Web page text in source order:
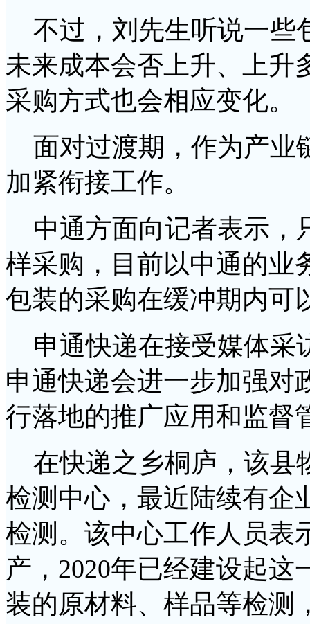
不过，刘先生听说一些
未来成本会否上升、上升
采购方式也会相应变化。
面对过渡期，作为产业
加紧衔接工作。
中通方面向记者表示，
样采购，目前以中通的业
包装的采购在缓冲期内可
申通快递在接受媒体采
申通快递会进一步加强对
行落地的推广应用和监督
在快递之乡桐庐，该县
检测中心，最近陆续有企
检测。该中心工作人员表
产，2020年已经建设起
装的原材料、样品等检测